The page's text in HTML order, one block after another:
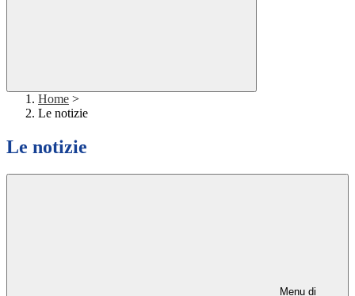
Home >
Le notizie
Le notizie
Menu di